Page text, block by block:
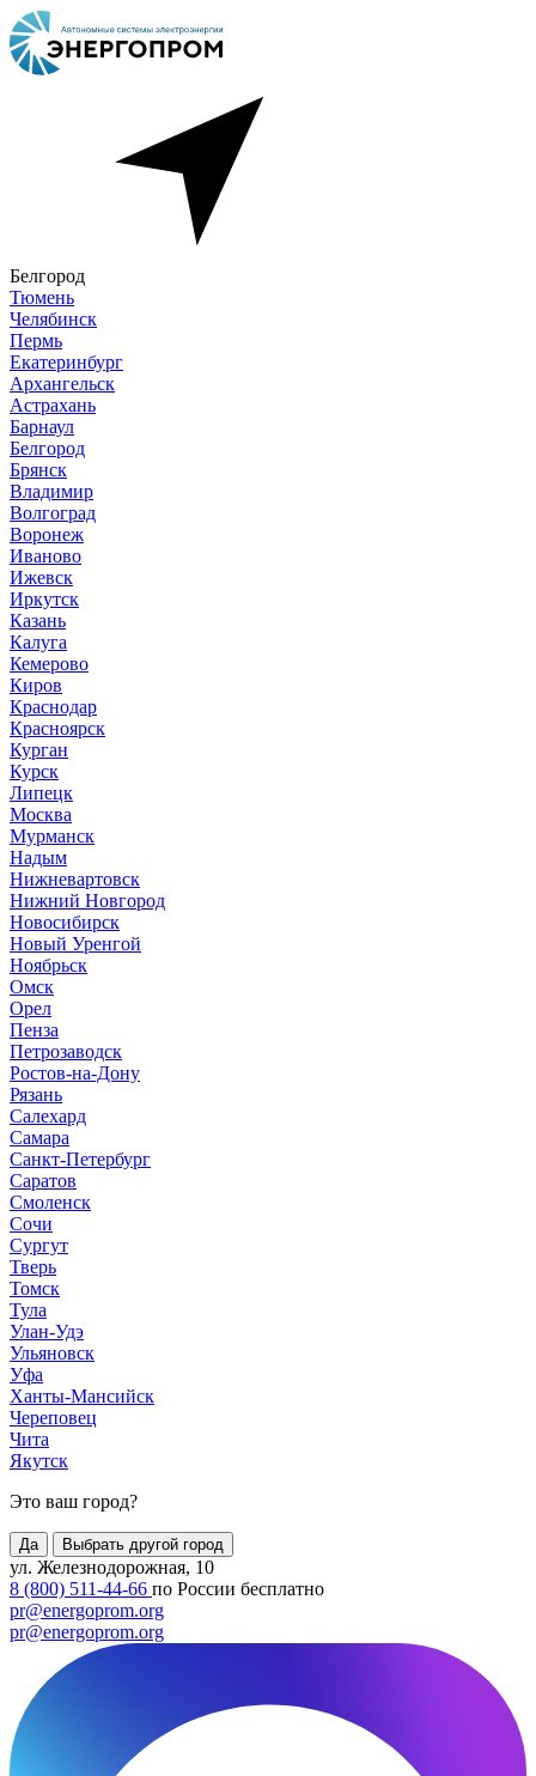
Белгород
Тюмень
Челябинск
Пермь
Екатеринбург
Архангельск
Астрахань
Барнаул
Белгород
Брянск
Владимир
Волгоград
Воронеж
Иваново
Ижевск
Иркутск
Казань
Калуга
Кемерово
Киров
Краснодар
Красноярск
Курган
Курск
Липецк
Москва
Мурманск
Надым
Нижневартовск
Нижний Новгород
Новосибирск
Новый Уренгой
Ноябрьск
Омск
Орел
Пенза
Петрозаводск
Ростов-на-Дону
Рязань
Салехард
Самара
Санкт-Петербург
Саратов
Смоленск
Сочи
Сургут
Тверь
Томск
Тула
Улан-Удэ
Ульяновск
Уфа
Ханты-Мансийск
Череповец
Чита
Якутск
Это ваш город?
Да Выбрать другой город
ул. Железнодорожная, 10
8 (800) 511-44-66 по России бесплатно
pr@energoprom.org
pr@energoprom.org